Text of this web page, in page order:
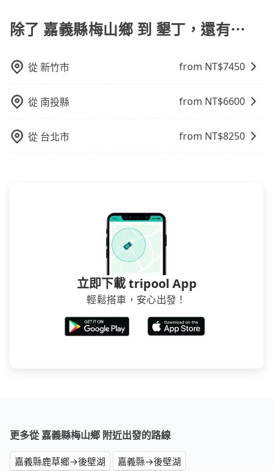
雖然路邊隨租隨還看似方便，但實際使用時還是有其區
距離，在遇到下雨天或者載行李時，就顯得非常不便。
區。 (4) 有較為嚴謹的乘車時間與取消政策。
除了 嘉義縣梅山鄉 到 墾丁，還有⋯
從新竹市 from NT$7450
從 南投縣 from NT$6600
從 台北市 from NT$8250
立即下載 tripool App
輕鬆搭車，安心出發！
更多從 嘉義縣梅山鄉 附近出發的路線
嘉義縣鹿草鄉→後壁湖
嘉義縣→後壁湖